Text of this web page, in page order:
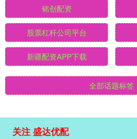
铭创配资
股票杠杆公司平台
新疆配资APP下载
全部话题标签
关注 盛达优配